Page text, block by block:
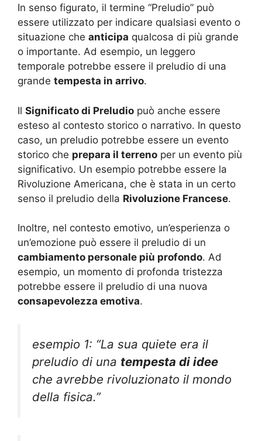
In senso figurato, il termine “Preludio” può
essere utilizzato per indicare qualsiasi evento o
situazione che anticipa qualcosa di più grande
o importante. Ad esempio, un leggero
temporale potrebbe essere il preludio di una
grande tempesta in arrivo.
Il Significato di Preludio può anche essere
esteso al contesto storico o narrativo. In questo
caso, un preludio potrebbe essere un evento
storico che prepara il terreno per un evento più
significativo. Un esempio potrebbe essere la
Rivoluzione Americana, che è stata in un certo
senso il preludio della Rivoluzione Francese.
Inoltre, nel contesto emotivo, un’esperienza o
un’emozione può essere il preludio di un
cambiamento personale più profondo. Ad
esempio, un momento di profonda tristezza
potrebbe essere il preludio di una nuova
consapevolezza emotiva.
esempio 1: “La sua quiete era il
preludio di una tempesta di idee
che avrebbe rivoluzionato il mondo
della fisica.”